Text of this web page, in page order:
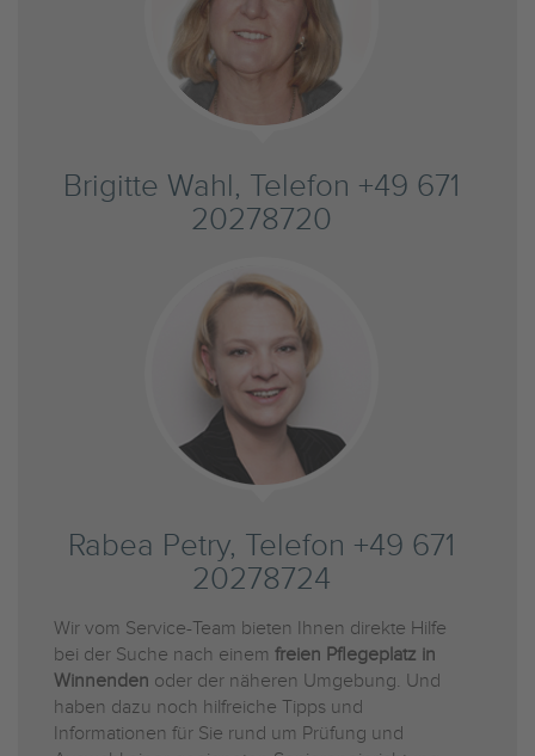
Brigitte Wahl, Telefon +49 671
20278720
Rabea Petry, Telefon +49 671
20278724
Wir vom Service-Team bieten Ihnen direkte Hilfe
bei der Suche nach einem freien Pflegeplatz in
Winnenden oder der näheren Umgebung. Und
haben dazu noch hilfreiche Tipps und
Informationen für Sie rund um Prüfung und